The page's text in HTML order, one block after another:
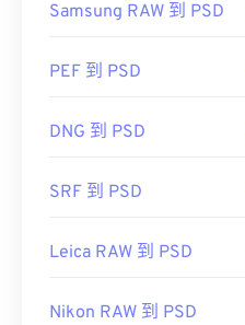
Samsung RAW 到 PSD
PEF 到 PSD
DNG 到 PSD
SRF 到 PSD
Leica RAW 到 PSD
Nikon RAW 到 PSD